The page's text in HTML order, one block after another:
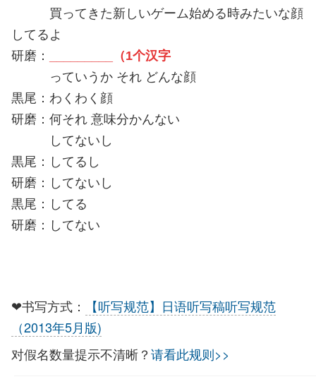
買ってきた新しいゲーム始める時みたいな顔
してるよ
研磨：
（1个汉字
っていうか それ どんな顔
黒尾：わくわく顔
研磨：何それ 意味分かんない
してないし
黒尾：してるし
研磨：してないし
黒尾：してる
研磨：してない
❤书写方式：
【听写规范】日语听写稿听写规范
（2013年5月版)
对假名数量提示不清晰？请看此规则>>